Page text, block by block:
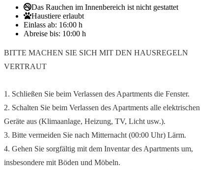
Das Rauchen im Innenbereich ist nicht gestattet
Haustiere erlaubt
Einlass ab: 16:00 h
Abreise bis: 10:00 h
BITTE MACHEN SIE SICH MIT DEN HAUSREGELN
VERTRAUT
1. Schließen Sie beim Verlassen des Apartments die Fenster.
2. Schalten Sie beim Verlassen des Apartments alle elektrischen
Geräte aus (Klimaanlage, Heizung, TV, Licht usw.).
3. Bitte vermeiden Sie nach Mitternacht (00:00 Uhr) Lärm.
4. Gehen Sie sorgfältig mit dem Inventar des Apartments um,
insbesondere mit Böden und Möbeln.